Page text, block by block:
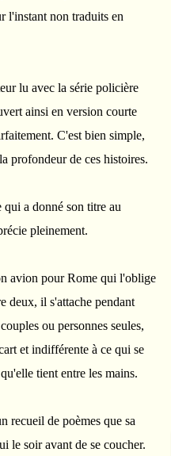
l'instant non traduits en
lu avec la série policière
ainsi en version courte
C'est bien simple,
profondeur de ces histoires.
a donné son titre au
pleinement.
avion pour Rome qui l'oblige
deux, il s'attache pendant
ou personnes seules,
et indifférente à ce qui se
tient entre les mains.
recueil de poèmes que sa
le soir avant de se coucher.